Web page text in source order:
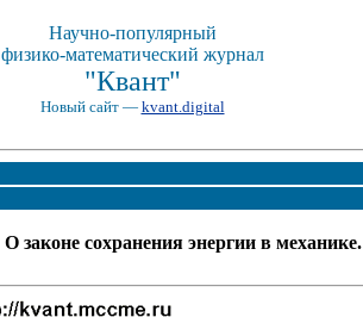
Научно-популярный
физико-математический журнал
"Квант"
Новый сайт — kvant.digital
О законе сохранения энергии в механике.